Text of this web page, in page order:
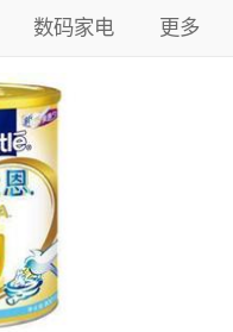
数码家电 更多